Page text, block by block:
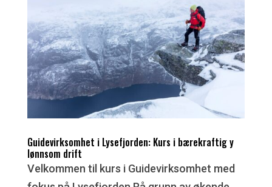
Guidevirksomhet i Lysefjorden: Kurs i bærekraftig y
lønnsom drift
Velkommen til kurs i Guidevirksomhet med